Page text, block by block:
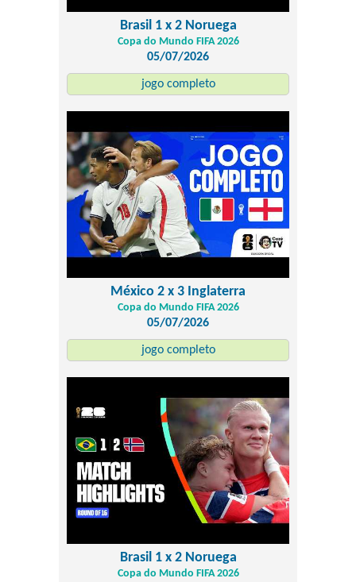
Brasil 1 x 2 Noruega
Copa do Mundo FIFA 2026
05/07/2026
jogo completo
México 2 x 3 Inglaterra
Copa do Mundo FIFA 2026
05/07/2026
jogo completo
Brasil 1 x 2 Noruega
Copa do Mundo FIFA 2026